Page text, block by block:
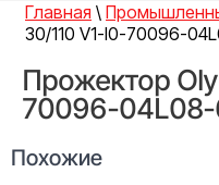
Главная \
30/110 V1-I0-70096-
Прожектор
70096-
Похожие